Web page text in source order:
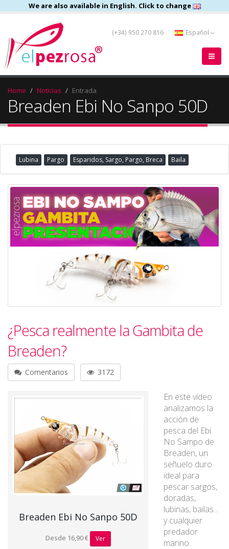
We are also available in English. Click to change
(+34) 950 270 816 Español
Home Noticias Entrada
Breaden Ebi No Sanpo 50D
Lubina Pargo Esparidos, Sargo, Pargo, Breca Baila
¿Pesca realmente la Gambita de
Breaden?
Comentarios 3172
Breaden Ebi No Sanpo 50D
Desde 16,90 € Ver
En este vídeo
analizamos la
acción de
pesca del Ebi
No Sampo de
Breaden, un
señuelo duro
ideal para
pescar sargos,
doradas,
lubinas, bailas...
y cualquier
predador
marino.